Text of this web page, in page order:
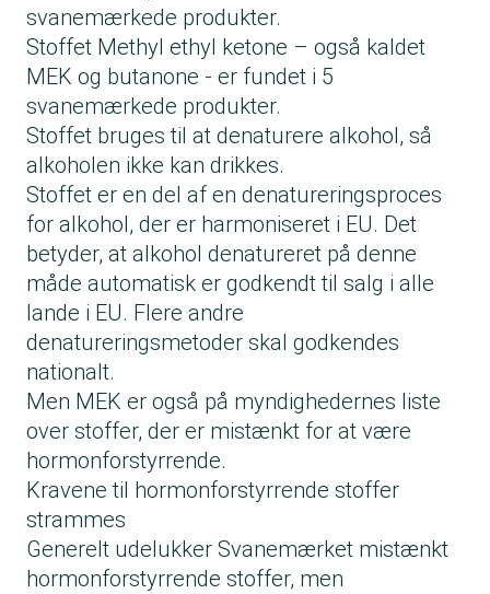
svanemærkede produkter.
Stoffet Methyl ethyl ketone – også kaldet
MEK og butanone - er fundet i 5
svanemærkede produkter.
Stoffet bruges til at denaturere alkohol, så
alkoholen ikke kan drikkes.
Stoffet er en del af en denatureringsproces
for alkohol, der er harmoniseret i EU. Det
betyder, at alkohol denatureret på denne
måde automatisk er godkendt til salg i alle
lande i EU. Flere andre
denatureringsmetoder skal godkendes
nationalt.
Men MEK er også på myndighedernes liste
over stoffer, der er mistænkt for at være
hormonforstyrrende.
Kravene til hormonforstyrrende stoffer
strammes
Generelt udelukker Svanemærket mistænkt
hormonforstyrrende stoffer, men